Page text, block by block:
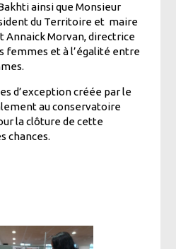
ainsi que Monsieur
du Territoire et maire
Annaick Morvan, directrice
femmes et à l’égalité entre
d’exception créée par le
au conservatoire
la clôture de cette
chances.